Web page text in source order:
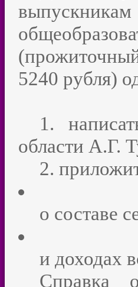
5240 рубля)
1.
области А.Г.
2.
о составе
и доходах
Справка